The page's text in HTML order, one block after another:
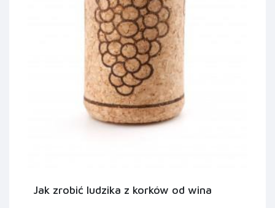
Jak zrobić ludzika z korków od wina